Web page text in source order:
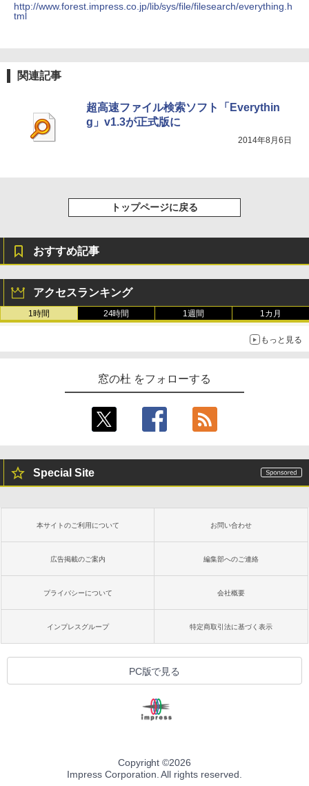
Windows版 | Minecraft (マインクラフ
ードウェア・市販ソフトウェアのパーフ
ェクトリストと最新エミュレータ紹介
￥31,980
き、グラファイト
￥115,980
http://www.forest.impress.co.jp/lib/sys/file/filesearch/everything.h
tml
関連記事
超高速ファイル検索ソフト「Everythin
g」v1.3が正式版に
2014年8月6日
トップページに戻る
おすすめ記事
アクセスランキング
1時間 24時間 1週間 1カ月
もっと見る
窓の杜 をフォローする
Special Site
本サイトのご利用について お問い合わせ
広告掲載のご案内 編集部へのご連絡
プライバシーについて 会社概要
インプレスグループ 特定商取引法に基づく表示
PC版で見る
Copyright ©2026
Impress Corporation. All rights reserved.